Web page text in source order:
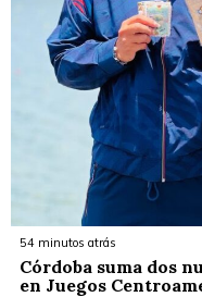
54 minutos atrás
Córdoba suma dos
en Juegos